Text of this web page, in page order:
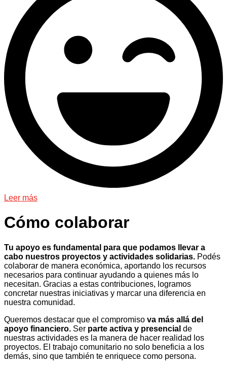
Leer más
Cómo colaborar
Tu apoyo es fundamental para que podamos llevar a
cabo nuestros proyectos y actividades solidarias. Podés
colaborar de manera económica, aportando los recursos
necesarios para continuar ayudando a quienes más lo
necesitan. Gracias a estas contribuciones, logramos
concretar nuestras iniciativas y marcar una diferencia en
nuestra comunidad.
Queremos destacar que el compromiso va más allá del
apoyo financiero. Ser parte activa y presencial de
nuestras actividades es la manera de hacer realidad los
proyectos. El trabajo comunitario no solo beneficia a los
demás, sino que también te enriquece como persona.